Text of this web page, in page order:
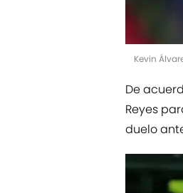
Kevin
De
Reyes
duelo